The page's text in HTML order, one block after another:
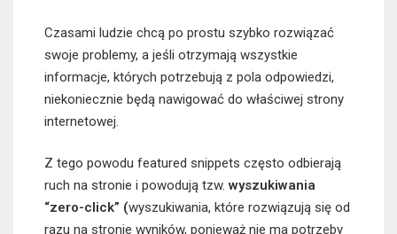
Czasami ludzie chcą po prostu szybko rozwiązać
swoje problemy, a jeśli otrzymają wszystkie
informacje, których potrzebują z pola odpowiedzi,
niekoniecznie będą nawigować do właściwej strony
internetowej.
Z tego powodu featured snippets często odbierają
ruch na stronie i powodują tzw.wyszukiwania
“zero-click” (wyszukiwania, które rozwiązują się od
razu na stronie wyników, ponieważ nie ma potrzeby